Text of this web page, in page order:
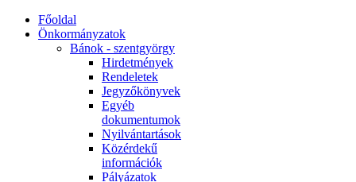
Főoldal
Önkormányzatok
Bánok - szentgyörgy
Hirdetmények
Rendeletek
Jegyzőkönyvek
Egyéb
dokumentumok
Nyilvántartások
Közérdekű
információk
Pályázatok